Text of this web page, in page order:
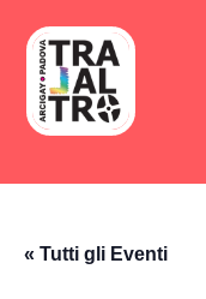
« Tutti gli Eventi